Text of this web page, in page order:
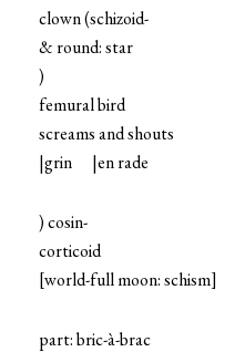
clown (schizoid-
& round: star
)
femural bird
screams and shouts
|grin |en rade
) cosin-
corticoid
[world-full moon: schism]
part: bric-à-brac